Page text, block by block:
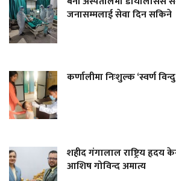
जनासम्मलाई सेवा दिन सकिने
कर्णालीमा निःशुल्क ‘स्वर्ण
शहीद गंगालाल राष्ट्रिय हृदय
आशिष गोविन्द अमात्य